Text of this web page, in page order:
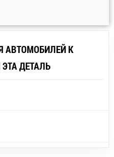
АВТОМОБИЛЕЙ К
ДЕТАЛЬ